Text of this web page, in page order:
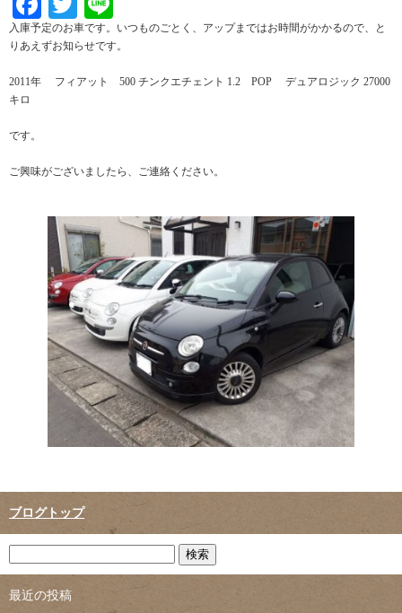
入庫予定のお車です。いつものごとく、アップまではお時間がかかるので、と
りあえずお知らせです。
2011年 フィアット 500 チンクエチェント 1.2 POP デュアロジック 27000
キロ
です。
ご興味がございましたら、ご連絡ください。
ブログトップ
最近の投稿